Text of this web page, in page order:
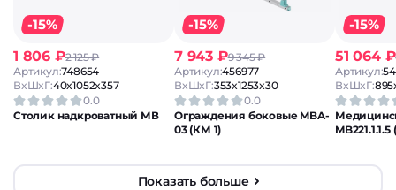
-15%
1 806 ₽2 125 ₽
Артикул:748654
ВxШxГ:40x1052x357
0.0
Столик надкроватный МВ
-15%
7 943 ₽9 345 ₽
Артикул:456977
ВxШxГ:353x1253x30
0.0
Ограждения боковые MBA-
03 (КМ 1)
-15%
51 064 ₽
Артикул:
ВxШxГ:
Показать больше